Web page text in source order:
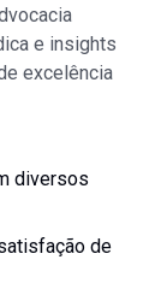
e insights
excelência
diversos
de